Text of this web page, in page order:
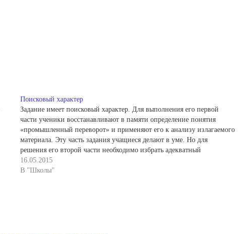
Поисковый характер
Задание имеет поисковый характер. Для выполнения его первой
части ученики восстанавливают в памяти определение понятия
«промышленный переворот» и применяют его к анализу излагаемого
материала. Эту часть задания учащиеся делают в уме. Но для
решения его второй части необходимо избрать адекватный
письменный или письменно-графический прием. Сильные ученики
самостоятельно избирают составление конкретизирующей…
16.05.2015
В "Школы"